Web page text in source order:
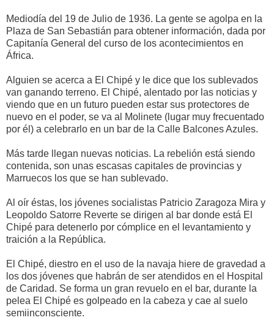
Mediodía del 19 de Julio de 1936. La gente se agolpa en la
Plaza de San Sebastián para obtener información, dada por
Capitanía General del curso de los acontecimientos en
África.
Alguien se acerca a El Chipé y le dice que los sublevados
van ganando terreno. El Chipé, alentado por las noticias y
viendo que en un futuro pueden estar sus protectores de
nuevo en el poder, se va al Molinete (lugar muy frecuentado
por él) a celebrarlo en un bar de la Calle Balcones Azules.
Más tarde llegan nuevas noticias. La rebelión está siendo
contenida, son unas escasas capitales de provincias y
Marruecos los que se han sublevado.
Al oír éstas, los jóvenes socialistas Patricio Zaragoza Mira y
Leopoldo Satorre Reverte se dirigen al bar donde está El
Chipé para detenerlo por cómplice en el levantamiento y
traición a la República.
El Chipé, diestro en el uso de la navaja hiere de gravedad a
los dos jóvenes que habrán de ser atendidos en el Hospital
de Caridad. Se forma un gran revuelo en el bar, durante la
pelea El Chipé es golpeado en la cabeza y cae al suelo
semiinconsciente.